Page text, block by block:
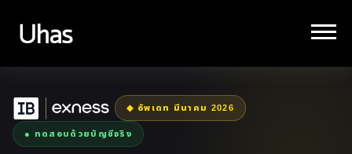
◆ อัพเดท มีนาคม 2026
● ทดสอบด้วยบัญชีจริง